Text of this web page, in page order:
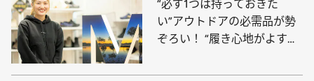
“必ず1つは持っておきた
い”アウトドアの必需品が勢
ぞろい！ “履き心地がよすぎ
ド・メレルのスタッフの愛用